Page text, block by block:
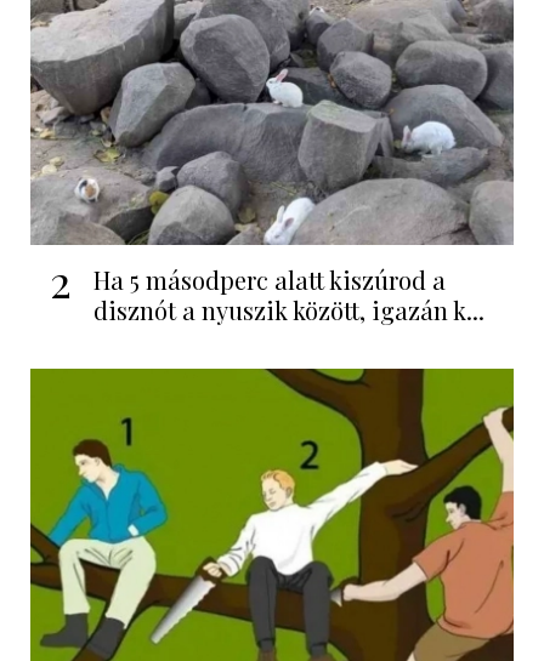
2
Ha 5 másodperc alatt kiszúrod a
disznót a nyuszik között, igazán k...